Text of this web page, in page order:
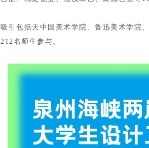
吸引包括天中国美术学院、鲁迅美术学院
212名师生参与。